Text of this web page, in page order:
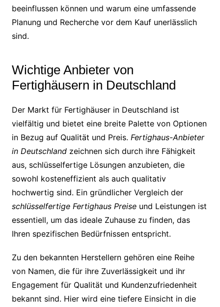
beeinflussen können und warum eine umfassende
Planung und Recherche vor dem Kauf unerlässlich
sind.
Wichtige Anbieter von
Fertighäusern in Deutschland
Der Markt für Fertighäuser in Deutschland ist
vielfältig und bietet eine breite Palette von Optionen
in Bezug auf Qualität und Preis. Fertighaus-Anbieter
in Deutschlandzeichnen sich durch ihre Fähigkeit
aus, schlüsselfertige Lösungen anzubieten, die
sowohl kosteneffizient als auch qualitativ
hochwertig sind. Ein gründlicher Vergleich der
schlüsselfertige Fertighaus Preiseund Leistungen ist
essentiell, um das ideale Zuhause zu finden, das
Ihren spezifischen Bedürfnissen entspricht.
Zu den bekannten Herstellern gehören eine Reihe
von Namen, die für ihre Zuverlässigkeit und ihr
Engagement für Qualität und Kundenzufriedenheit
bekannt sind. Hier wird eine tiefere Einsicht in die